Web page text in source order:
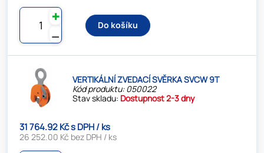
⚊
✚
Do košíku
VERTIKÁLNÍ ZVEDACÍ SVĚRKA SVCW 9T
Kód produktu: 050022
Stav skladu: Dostupnost 2-3 dny
31 764.92 Kč s DPH / ks
26 252.00 Kč bez DPH / ks